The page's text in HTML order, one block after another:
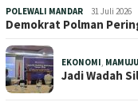
POLEWALI MANDAR 31 Juli 2026
Demokrat Polman
EKONOMI, MAMUJU
Jadi Wadah